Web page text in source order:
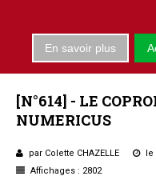
Actu.
Point de droit
Au Parlement
Gestion et
Pratique de la copro.
Questions/
Études juridiques
ÉTUDES
[N°614] - LE
NUMERICUS
par Colette CHAZELLE
le
Affichages : 2802
En savoir plus